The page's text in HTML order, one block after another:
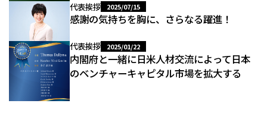
代表挨拶 2025/07/15
感謝の気持ちを胸に、さらなる躍進！
代表挨拶 2025/01/22
内閣府と一緒に日米人材交流によって日本
のベンチャーキャピタル市場を拡大する